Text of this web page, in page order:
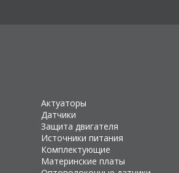
Актуаторы
Датчики
Защита двигателя
Источники питания
Комплектующие
Материнские платы